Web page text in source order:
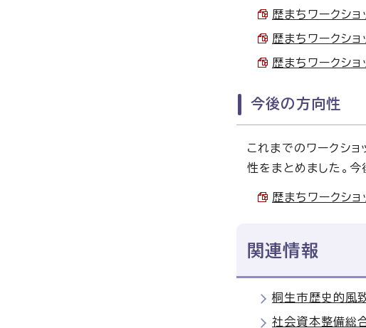
歴まちワークシ
歴まちワークシ
歴まちワークシ
今後の方向性
これまでのワークシ
性をまとめました。
歴まちワークシ
関連情報
桐生市歴史的風
社会資本整備総